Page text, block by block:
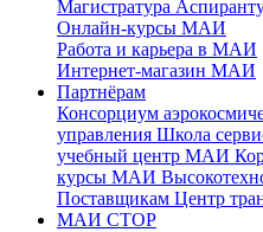
Магистратура
Онлайн-курсы МАИ
Работа и карьера в МАИ
Интернет-магазин МАИ
Партнёрам
Консорциум
управления Школа
учебный центр МАИ
курсы МАИ
Поставщикам Центр
МАИ СТОР